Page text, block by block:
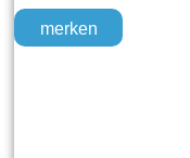
merken